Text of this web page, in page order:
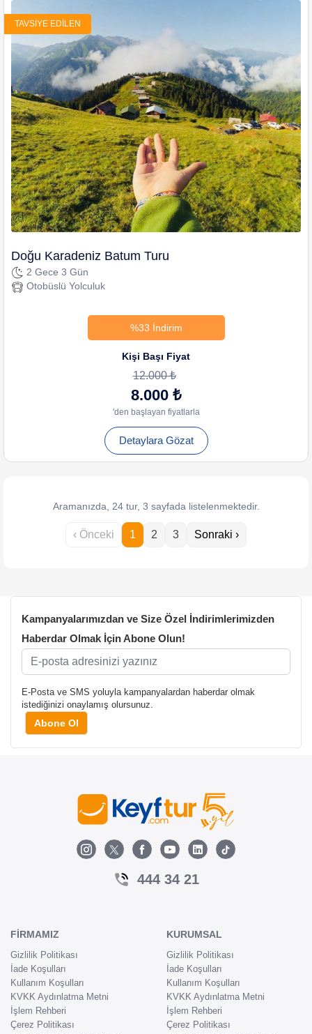
TAVSIYE EDILEN
Doğu Karadeniz Batum Turu
2 Gece 3 Gün
Otobüslü Yolculuk
%33 İndirim
Kişi Başı Fiyat
12.000 ₺
8.000 ₺
'den başlayan fiyatlarla
Detaylara Gözat
Aramanızda, 24 tur, 3 sayfada listelenmektedir.
‹ Önceki 1 2 3 Sonraki ›
Kampanyalarımızdan ve Size Özel İndirimlerimizden
Haberdar Olmak İçin Abone Olun!
E-Posta ve SMS yoluyla kampanyalardan haberdar olmak
istediğinizi onaylamış olursunuz.
Abone Ol
444 34 21
FİRMAMIZ
Gizlilik Politikası
İade Koşulları
Kullanım Koşulları
KVKK Aydınlatma Metni
İşlem Rehberi
Çerez Politikası
KURUMSAL
Gizlilik Politikası
İade Koşulları
Kullanım Koşulları
KVKK Aydınlatma Metni
İşlem Rehberi
Çerez Politikası